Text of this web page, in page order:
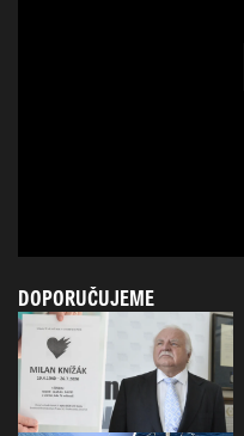
DOPORUČUJEME